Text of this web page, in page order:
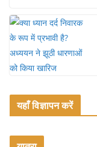
यहाँ विज्ञापन करें